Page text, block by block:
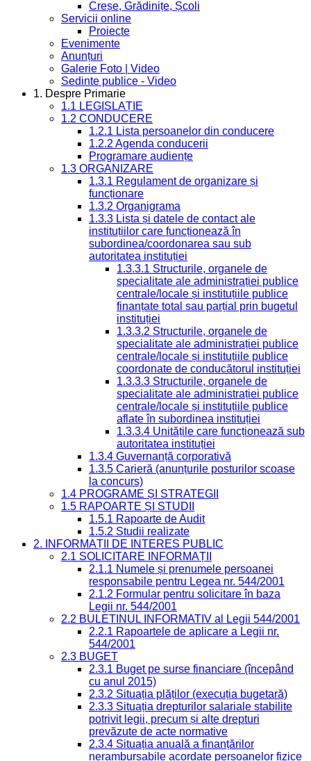
Creșe, Grădinițe, Școli
Servicii online
Proiecte
Evenimente
Anunțuri
Galerie Foto | Video
Sedinte publice - Video
1. Despre Primarie
1.1 LEGISLAȚIE
1.2 CONDUCERE
1.2.1 Lista persoanelor din conducere
1.2.2 Agenda conducerii
Programare audiențe
1.3 ORGANIZARE
1.3.1 Regulament de organizare și
funcționare
1.3.2 Organigrama
1.3.3 Lista și datele de contact ale
instituțiilor care funcționează în
subordinea/coordonarea sau sub
autoritatea instituției
1.3.3.1 Structurile, organele de
specialitate ale administrației publice
centrale/locale și instituțiile publice
finanțate total sau parțial prin bugetul
instituției
1.3.3.2 Structurile, organele de
specialitate ale administrației publice
centrale/locale și instituțiile publice
coordonate de conducătorul instituției
1.3.3.3 Structurile, organele de
specialitate ale administrației publice
centrale/locale și instituțiile publice
aflate în subordinea instituției
1.3.3.4 Unitățile care funcționează sub
autoritatea instituției
1.3.4 Guvernanță corporativă
1.3.5 Carieră (anunțurile posturilor scoase
la concurs)
1.4 PROGRAME ȘI STRATEGII
1.5 RAPOARTE ȘI STUDII
1.5.1 Rapoarte de Audit
1.5.2 Studii realizate
2. INFORMAȚII DE INTERES PUBLIC
2.1 SOLICITARE INFORMAȚII
2.1.1 Numele și prenumele persoanei
responsabile pentru Legea nr. 544/2001
2.1.2 Formular pentru solicitare în baza
Legii nr. 544/2001
2.2 BULETINUL INFORMATIV al Legii 544/2001
2.2.1 Rapoartele de aplicare a Legii nr.
544/2001
2.3 BUGET
2.3.1 Buget pe surse financiare (începând
cu anul 2015)
2.3.2 Situația plăților (execuția bugetară)
2.3.3 Situația drepturilor salariale stabilite
potrivit legii, precum și alte drepturi
prevăzute de acte normative
2.3.4 Situația anuală a finanțărilor
nerambursabile acordate persoanelor fizice